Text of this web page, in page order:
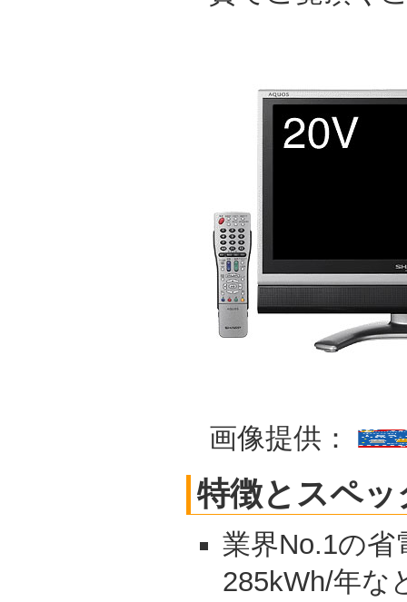
画像提供：
特徴とスペッ
業界No.1の省
285kWh/年な